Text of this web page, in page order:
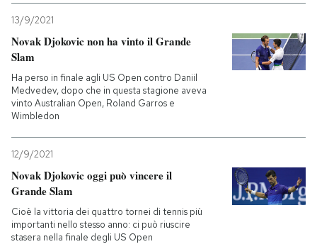
13/9/2021
Novak Djokovic non ha vinto il Grande
Slam
Ha perso in finale agli US Open contro Daniil
Medvedev, dopo che in questa stagione aveva
vinto Australian Open, Roland Garros e
Wimbledon
12/9/2021
Novak Djokovic oggi può vincere il
Grande Slam
Cioè la vittoria dei quattro tornei di tennis più
importanti nello stesso anno: ci può riuscire
stasera nella finale degli US Open